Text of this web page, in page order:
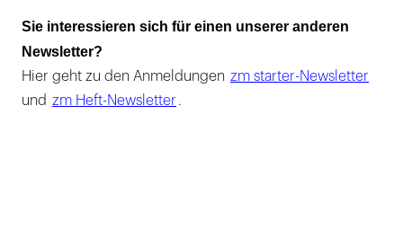
Sie interessieren sich für einen unserer anderen
Newsletter?
Hier geht zu den Anmeldungen zm starter-Newsletter
und zm Heft-Newsletter .